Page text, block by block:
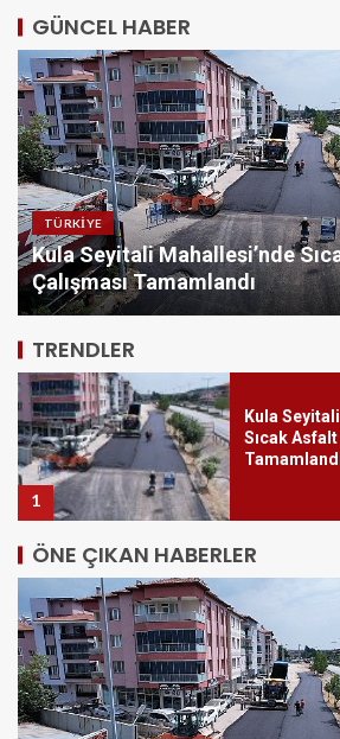
GÜNCEL HABER
TÜRKIYE
Bayrampaşa’da kaldırımlar
arındırılıyor
TRENDLER
5
O İlçede
Doldu Taştı
1
Kula
Sıcak
3
Akın:
ÖNE ÇIKAN HABERLER